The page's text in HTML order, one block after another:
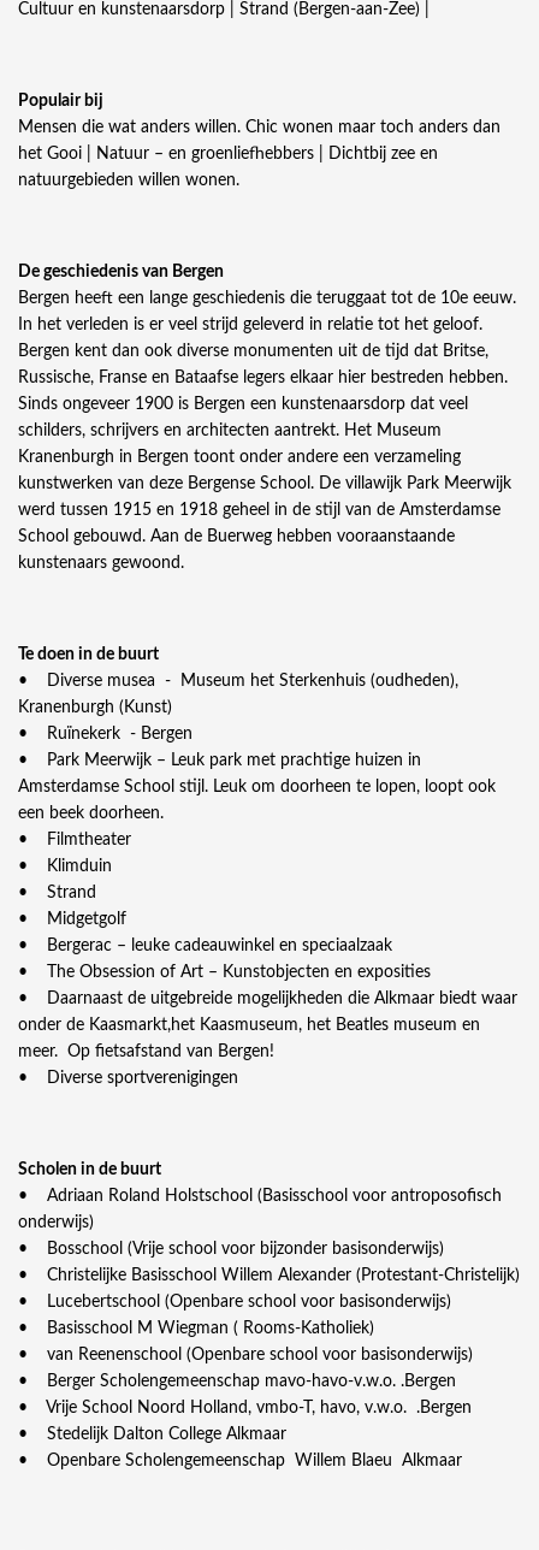
Cultuur en kunstenaarsdorp | Strand (Bergen-aan-Zee) |
Populair bij
Mensen die wat anders willen. Chic wonen maar toch anders dan
het Gooi | Natuur – en groenliefhebbers | Dichtbij zee en
natuurgebieden willen wonen.
De geschiedenis van Bergen
Bergen heeft een lange geschiedenis die teruggaat tot de 10e eeuw.
In het verleden is er veel strijd geleverd in relatie tot het geloof.
Bergen kent dan ook diverse monumenten uit de tijd dat Britse,
Russische, Franse en Bataafse legers elkaar hier bestreden hebben.
Sinds ongeveer 1900 is Bergen een kunstenaarsdorp dat veel
schilders, schrijvers en architecten aantrekt. Het Museum
Kranenburgh in Bergen toont onder andere een verzameling
kunstwerken van deze Bergense School. De villawijk Park Meerwijk
werd tussen 1915 en 1918 geheel in de stijl van de Amsterdamse
School gebouwd. Aan de Buerweg hebben vooraanstaande
kunstenaars gewoond.
Te doen in de buurt
• Diverse musea - Museum het Sterkenhuis (oudheden),
Kranenburgh (Kunst)
• Ruïnekerk - Bergen
• Park Meerwijk – Leuk park met prachtige huizen in
Amsterdamse School stijl. Leuk om doorheen te lopen, loopt ook
een beek doorheen.
• Filmtheater
• Klimduin
• Strand
• Midgetgolf
• Bergerac – leuke cadeauwinkel en speciaalzaak
• The Obsession of Art – Kunstobjecten en exposities
• Daarnaast de uitgebreide mogelijkheden die Alkmaar biedt waar
onder de Kaasmarkt,het Kaasmuseum, het Beatles museum en
meer. Op fietsafstand van Bergen!
• Diverse sportverenigingen
Scholen in de buurt
• Adriaan Roland Holstschool (Basisschool voor antroposofisch
onderwijs)
• Bosschool (Vrije school voor bijzonder basisonderwijs)
• Christelijke Basisschool Willem Alexander (Protestant-Christelijk)
• Lucebertschool (Openbare school voor basisonderwijs)
• Basisschool M Wiegman ( Rooms-Katholiek)
• van Reenenschool (Openbare school voor basisonderwijs)
• Berger Scholengemeenschap mavo-havo-v.w.o. .Bergen
• Vrije School Noord Holland, vmbo-T, havo, v.w.o. .Bergen
• Stedelijk Dalton College Alkmaar
• Openbare Scholengemeenschap Willem Blaeu Alkmaar